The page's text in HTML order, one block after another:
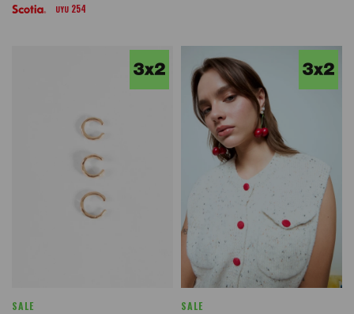
UYU 254
SALE SALE